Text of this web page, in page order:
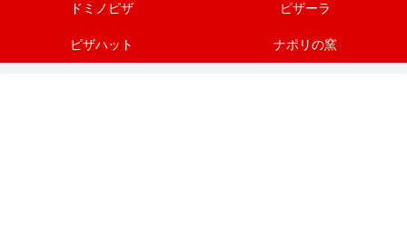
ドミノピザ ピザーラ
ピザハット ナポリの窯